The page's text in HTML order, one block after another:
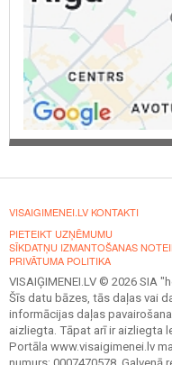
VISAIGIMENEI.LV KONTAKTI
PIETEIKT UZŅĒMUMU
SĪKDATŅU IZMANTOŠANAS
PRIVĀTUMA POLITIKA
VISAIĢIMENEI.LV © 2026 SIA
Šīs datu bāzes, tās daļas vai
informācijas daļas
aizliegta. Tāpat arī ir aizliegta
Portāla www.visaigimenei.lv